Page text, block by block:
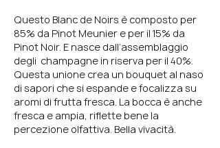
Questo Blanc de Noirs è composto per
85% da Pinot Meunier e per il 15% da
Pinot Noir. E nasce dall’assemblaggio
degli champagne in riserva per il 40%.
Questa unione crea un bouquet al naso
di sapori che si espande e focalizza su
aromi di frutta fresca. La bocca è anche
fresca e ampia, riflette bene la
percezione olfattiva. Bella vivacità.